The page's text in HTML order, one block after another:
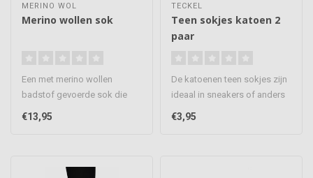
MERINO WOL
Merino wollen sok
Een met merino wollen
badstof gevoerde sok die
afgewerkt. D..
€13,95
TECKEL
Teen sokjes katoen 2
paar
De katoenen teen sokjes zijn
ideaal in sneakers of anders
€3,95